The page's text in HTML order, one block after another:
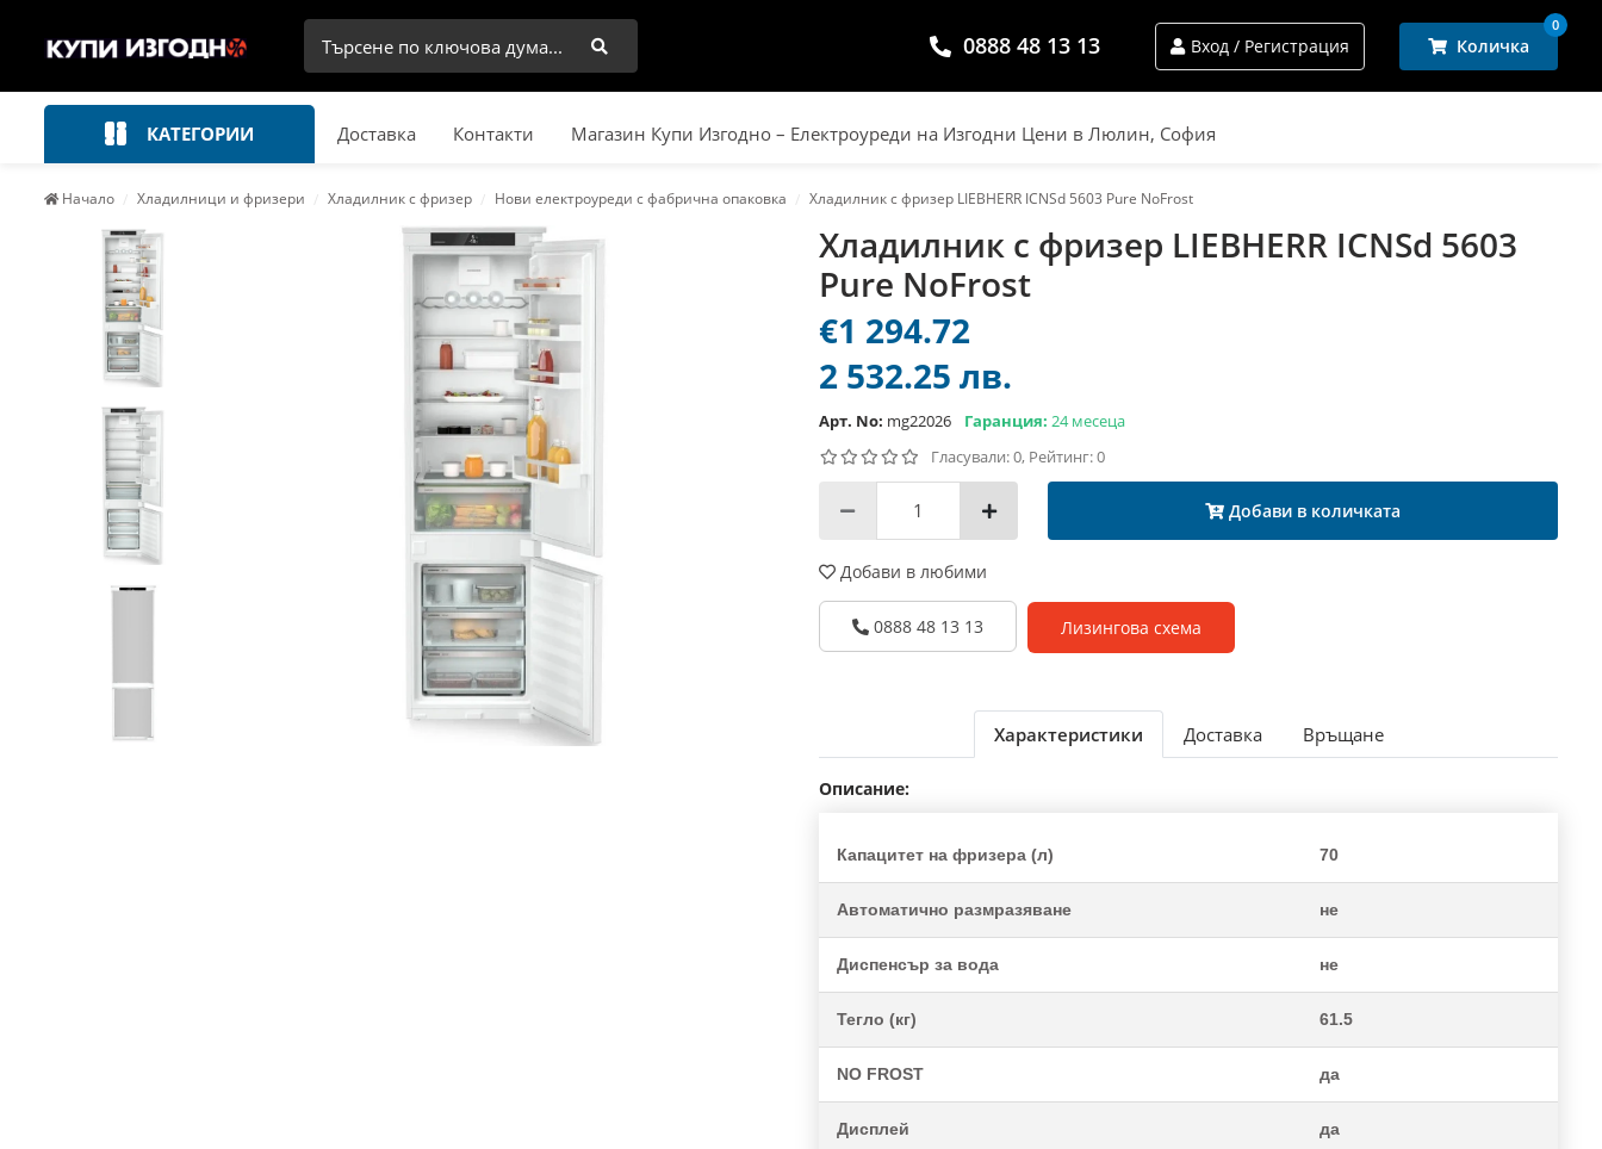
Търси 0888 48 13 13 Вход / Регистрация Количка
0
КАТЕГОРИИ Доставка Контакти Магазин Купи Изгодно – Електроуреди на Изгодни Цени в Люлин, София
Начало Хладилници и фризери Хладилник с фризер Нови електроуреди с фабрична опаковка Хладилник с фризер LIEBHERR ICNSd 5603 Pure NoFrost
Хладилник с фризер LIEBHERR ICNSd 5603
Pure NoFrost
€1 294.72
2 532.25 лв.
Арт. No: mg22026 Гаранция: 24 месеца
Гласували: 0, Рейтинг: 0
Добави в количката
Добави в любими
0888 48 13 13 Лизингова схема
Характеристики Доставка Връщане
Описание:
Капацитет на фризера (л) 70
Автоматично размразяване не
Диспенсър за вода не
Тегло (кг) 61.5
NO FROST да
Дисплей да